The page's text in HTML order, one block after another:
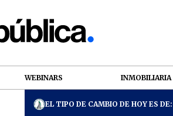
WEBINARS INMOBILIARIA
EL TIPO DE CAMBIO DE HOY ES DE: